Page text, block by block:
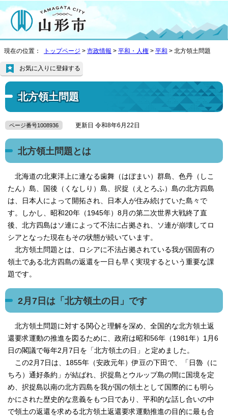
現在の位置： トップページ > 市政情報 > 平和・人権 > 平和 > 北方領土問題
北方領土問題
お気に入りに登録する
ページ番号1008936 更新日 令和8年6月22日
北方領土問題とは
北海道の北東洋上に連なる歯舞（はぼまい）群島、色丹（しこ
たん）島、国後（くなしり）島、択捉（えとろふ）島の北方四島
は、日本人によって開拓され、日本人が住み続けていた島々で
す。しかし、昭和20年（1945年）8月の第二次世界大戦終了直
後、北方四島はソ連によって不法に占拠され、ソ連が崩壊してロ
シアとなった現在もその状態が続いています。
北方領土問題とは、ロシアに不法占拠されている我が国固有の
領土である北方四島の返還を一日も早く実現するという重要な課
題です。
2月7日は「北方領土の日」です
北方領土問題に対する関心と理解を深め、全国的な北方領土返
還要求運動の推進を図るために、政府は昭和56年（1981年）1月6
日の閣議で毎年2月7日を「北方領土の日」と定めました。
この2月7日は、1855年（安政元年）伊豆の下田で、「日魯（に
ちろ）通好条約」が結ばれ、択捉島とウルップ島の間に国境を定
め、択捉島以南の北方四島を我が国の領土として国際的にも明ら
かにされた歴史的な意義をもつ日であり、平和的な話し合いの中
で領土の返還を求める北方領土返還要求運動推進の目的に最も合